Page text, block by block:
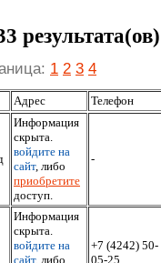
результата(ов)
1 2 3 4
Адрес Телефон
Информация
скрыта.
войдите на
сайт, либо
приобретите
доступ.
-
Информация
скрыта.
войдите на
сайт, либо
+7 (4242) 50-
05-25